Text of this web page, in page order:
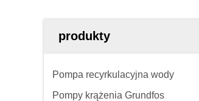
produkty
Pompa recyrkulacyjna wody
Pompy krążenia Grundfos